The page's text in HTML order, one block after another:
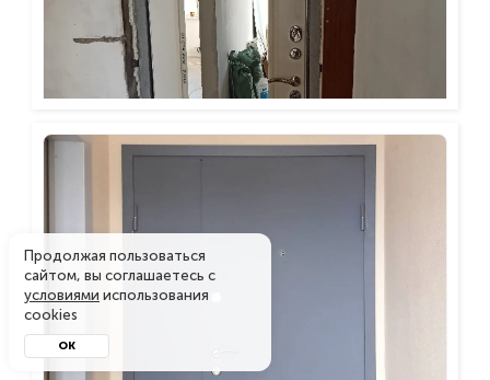
Продолжая пользоваться
сайтом, вы соглашаетесь с
условиями использования
cookies
ОК